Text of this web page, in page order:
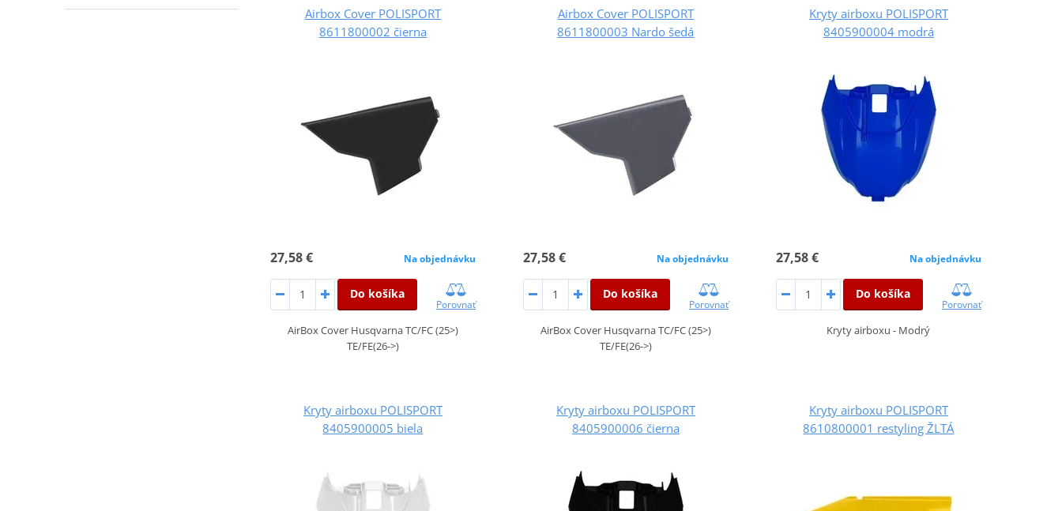
Airbox Cover POLISPORT
8611800002 čierna
27,58 € Na objednávku
Do košíka
Porovnať
AirBox Cover Husqvarna TC/FC (25>)
TE/FE(26->)
Airbox Cover POLISPORT
8611800003 Nardo šedá
27,58 € Na objednávku
Do košíka
Porovnať
AirBox Cover Husqvarna TC/FC (25>)
TE/FE(26->)
Kryty airboxu POLISPORT
8405900004 modrá
27,58 € Na objednávku
Do košíka
Porovnať
Kryty airboxu - Modrý
Kryty airboxu POLISPORT
8405900005 biela
Kryty airboxu POLISPORT
8405900006 čierna
Kryty airboxu POLISPORT
8610800001 restyling ŽLTÁ